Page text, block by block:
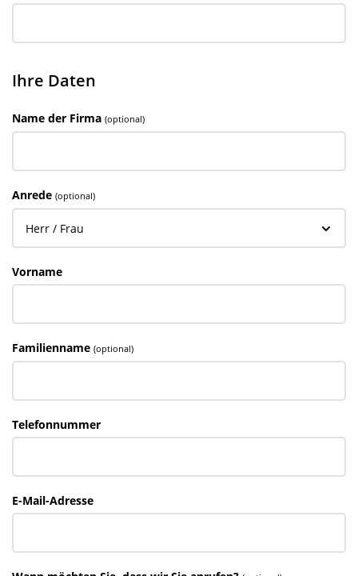
Ihre Daten
Name der Firma (optional)
Anrede (optional)
Vorname
Familienname (optional)
Telefonnummer
E-Mail-Adresse